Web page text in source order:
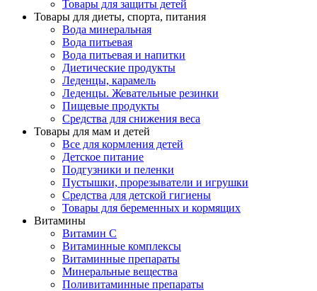
Товары для защиты детей
Товары для диеты, спорта, питания
Вода минеральная
Вода питьевая
Вода питьевая и напитки
Диетические продукты
Леденцы, карамель
Леденцы. Жевательные резинки
Пищевые продукты
Средства для снижения веса
Товары для мам и детей
Все для кормления детей
Детское питание
Подгузники и пеленки
Пустышки, прорезыватели и игрушки
Средства для детской гигиены
Товары для беременных и кормящих
Витамины
Витамин С
Витаминные комплексы
Витаминные препараты
Минеральные вещества
Поливитаминные препараты